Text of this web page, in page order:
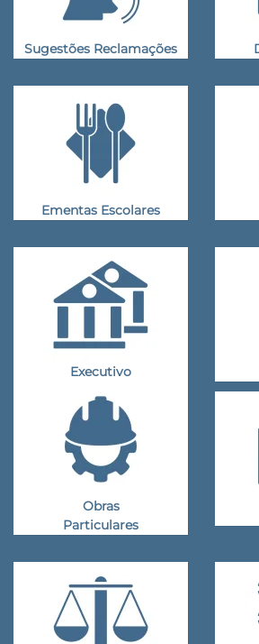
Sugestões Reclamações
Ementas Escolares
Executivo
Obras
Particulares